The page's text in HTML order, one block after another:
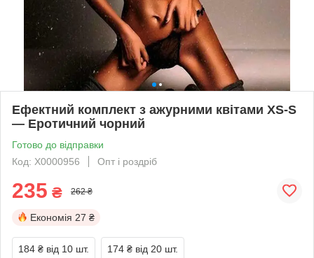
Ефектний комплект з ажурними квітами XS-S
— Еротичний чорний
Готово до відправки
Код: X0000956
Опт і роздріб
235 ₴ 262 ₴
Економія 27 ₴
184 ₴ від 10 шт. 174 ₴ від 20 шт.